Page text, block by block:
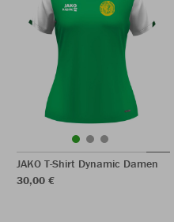
JAKO T-Shirt Dynamic Damen
30,00 €